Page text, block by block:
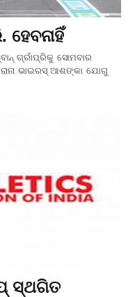
ଗ୍ରାଁପ୍ରିକୁ ସୋମବାର
ଭାଇରସ୍‌ ଆଶଙ୍କା ଯୋଗୁ
ସ୍ଥଗିତ